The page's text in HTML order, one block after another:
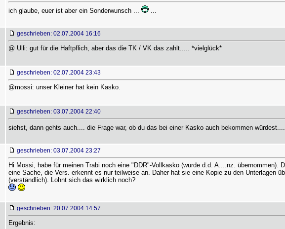
ich glaube, euer ist aber ein Sonderwunsch ... ...
geschrieben: 02.07.2004 16:16
@ Ulli: gut für die Haftpflich, aber das die TK / VK das zahlt..... *vielglück*
geschrieben: 02.07.2004 23:43
@mossi: unser Kleiner hat kein Kasko.
geschrieben: 03.07.2004 22:40
siehst, dann gehts auch.... die Frage war, ob du das bei einer Kasko auch bekommen würdest....
geschrieben: 03.07.2004 23:27
Hi Mossi, habe für meinen Trabi noch eine "DDR"-Vollkasko (wurde d.d. A....nz.
eine Sache, die Vers. erkennt es nur teilweise an. Daher hat sie eine Kopie zu den Unterlagen
(verständlich). Lohnt sich das wirklich noch?
geschrieben: 20.07.2004 14:57
Ergebnis: